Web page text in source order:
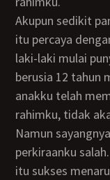
Akupun sedikit panik karenanya, namun aku yang saat
itu percaya
laki-laki mulai
berusia 12 tahun
anakku telah
rahimku, tidak
Namun sayangnya setelah dua bulan berlalu
perkiraanku
itu sukses